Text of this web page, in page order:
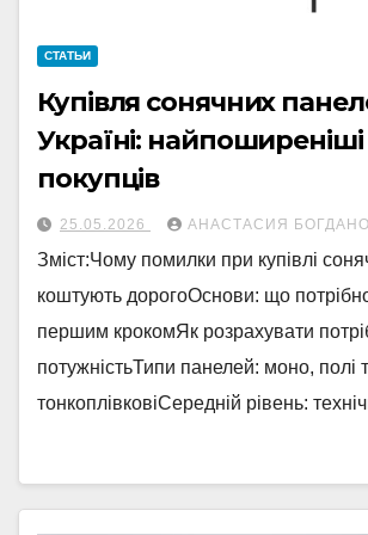
СТАТЬИ
Купівля сонячних
Україні:
покупців
25.05.2026 АНАСТАСИЯ
Зміст:Чому помилки при купівлі
коштують дорогоОснови: що
першим крокомЯк розрахувати
потужністьТипи панелей: моно, полі
тонкоплівковіСередній рівень: